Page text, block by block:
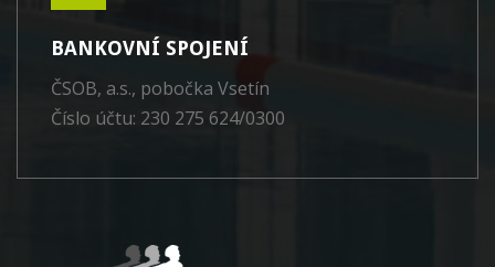
BANKOVNÍ SPOJENÍ
ČSOB, a.s., pobočka Vsetín
Číslo účtu: 230 275 624/0300